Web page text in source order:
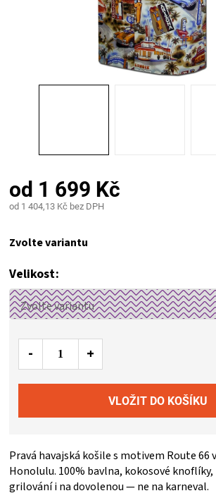
NÁDOBÍ
LODGE
LEDNICE
NA
ZRÁNÍ
VENKOVNÍ
KUCHYNĚ
KNIHY
od 1 699 Kč
od 1 404,13 Kč bez DPH
cena:
Zvolte variantu
Velikost
Pravá havajská košile s motivem Route 66
Honolulu. 100% bavlna, kokosové knoflíky,
grilování i na dovolenou — ne na karneval.